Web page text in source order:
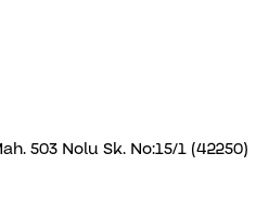
503 Nolu Sk. No:15/1 (42250)